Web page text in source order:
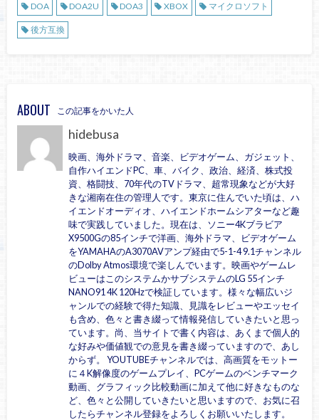
DOA
DOA2U DOA3 XBOX マイクロソフト
後方互換
ABOUT この記事をかいた人
hidebusa
映画、海外ドラマ、音楽、ビデオゲーム、ガジェット、
自作ハイエンドPC、車、バイク、政治、経済、株式投
資、格闘技、70年代のTVドラマ、超常現象などが大好
きな湘南在住の管理人です。東京に住んでいた頃は、ハ
イエンドオーディオ、ハイエンドホームシアターなど趣
味で実践していました。現在は、ソニー4Kブラビア
X9500Gの85インチで洋画、海外ドラマ、ビデオゲーム
をYAMAHAのA3070AVアンプ経由で5-1-4 9.1チャンネル
のDolby Atmos環境で楽しんでいます。映画やゲームレ
ビューはこのシステムかサブシステムのLG 55インチ
NANO91 4K 120Hzで検証しています。様々な幅広いジ
ャンルでの経験で得た知識、見識をレビューやエッセイ
も含め、色々と書き綴って情報発信していきたいと思っ
ています。尚、当サイトで書く内容は、あくまで個人的
な好みや価値観での意見を書き綴っていますので、あし
からず。 YOUTUBEチャンネルでは、高画質をモットー
に４K解像度のゲームプレイ、PCゲームのベンチマーク
動画、グラフィック比較動画に加えて他に好きなものな
ど、色々と公開していきたいと思いますので、お気に召
したらチャンネル登録をよろしくお願いいたします。